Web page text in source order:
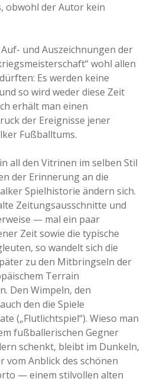
obwohl der Autor kein
und Auszeichnungen der
wohl allen
Es werden keine
so wird weder diese Zeit
erhält man einen
der Ereignisse jener
Fußballtums.
all den Vitrinen im selben Stil
der Erinnerung an die
Spielhistorie ändern sich.
Zeitungsausschnitte und
— mal ein paar
Zeit sowie die typische
so wandelt sich die
zu den Mitbringseln der
Terrain
Den Wimpeln, den
den die Spiele
(„Flutlichtspiel“). Wieso man
fußballerischen Gegner
schenkt, bleibt im Dunkeln,
vom Anblick des schönen
— einem stilvollen alten